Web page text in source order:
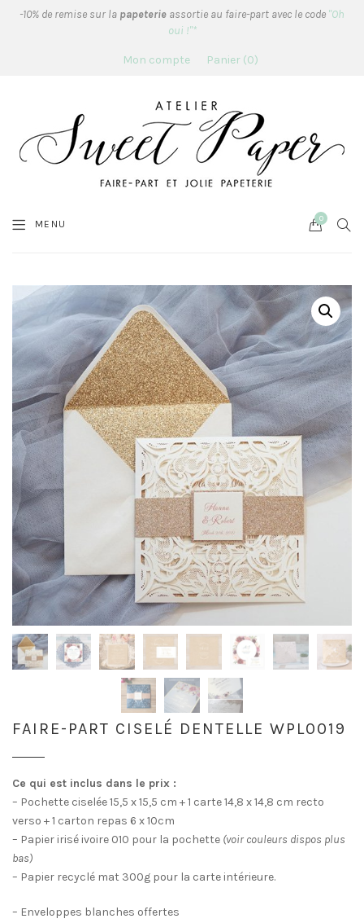
-10% de remise sur la papeterie assortie au faire-part avec le code "Oh
oui !"*
Mon compte Panier 0
MENU Cart
0
FAIRE-PART CISELÉ DENTELLE WPL0019
Ce qui est inclus dans le prix :
– Pochette ciselée 15,5 x 15,5 cm + 1 carte 14,8 x 14,8 cm recto
verso + 1 carton repas 6 x 10cm
– Papier irisé ivoire 010 pour la pochette (voir couleurs dispos plus
bas)
– Papier recyclé mat 300g pour la carte intérieure.
– Enveloppes blanches offertes